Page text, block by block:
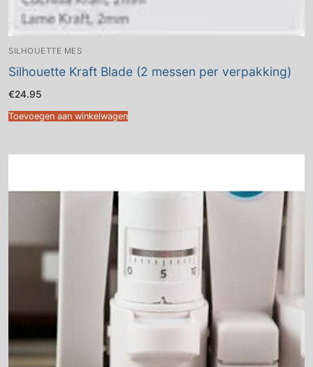
SILHOUETTE MES
Silhouette Kraft Blade (2 messen per verpakking)
€24.95
Toevoegen aan winkelwagen